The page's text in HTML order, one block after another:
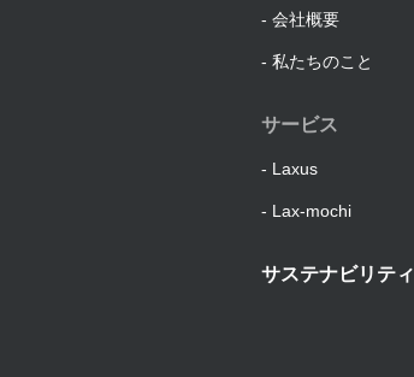
会社概要
私たちのこと
サービス
Laxus
Lax-mochi
サステナビリティ